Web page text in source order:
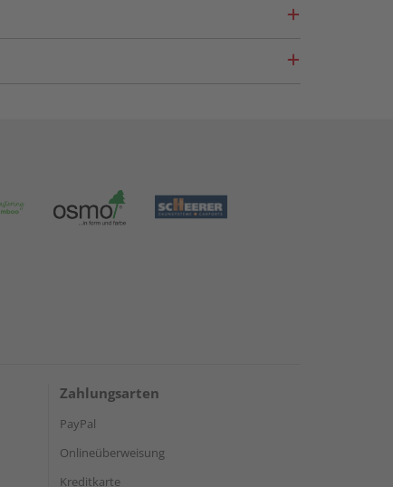
Zahlungsarten
PayPal
Onlineüberweisung
Kreditkarte